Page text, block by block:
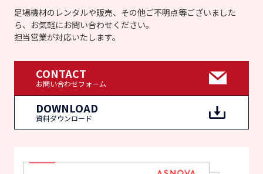
足場機材のレンタルや販売、その他ご不明点等ございました
ら、お気軽にお問い合わせください。
担当営業が対応いたします。
DOWNLOAD
資料ダウンロード
CONTACT
お問い合わせフォーム